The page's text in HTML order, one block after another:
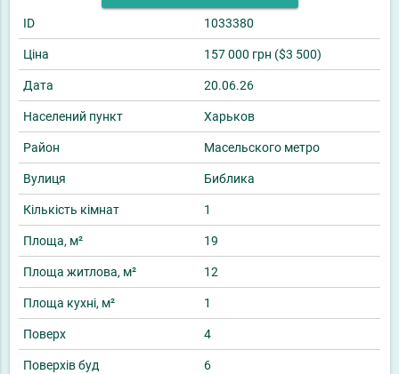
ID 1033380
Ціна 157 000 грн ($3 500)
Дата 20.06.26
Населений пункт Харьков
Район Масельского метро
Вулиця Библика
Кількість кімнат 1
Площа, м² 19
Площа житлова, м² 12
Площа кухні, м² 1
Поверх 4
Поверхів буд 6